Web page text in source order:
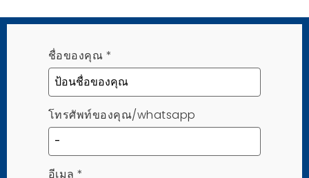
ชื่อของคุณ *
โทรศัพท์ของคุณ/whatsapp
อีเมล *